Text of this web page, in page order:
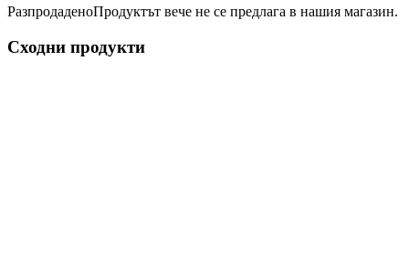
РазпродаденоПродуктът вече не се предлага в нашия магазин.
Сходни продукти